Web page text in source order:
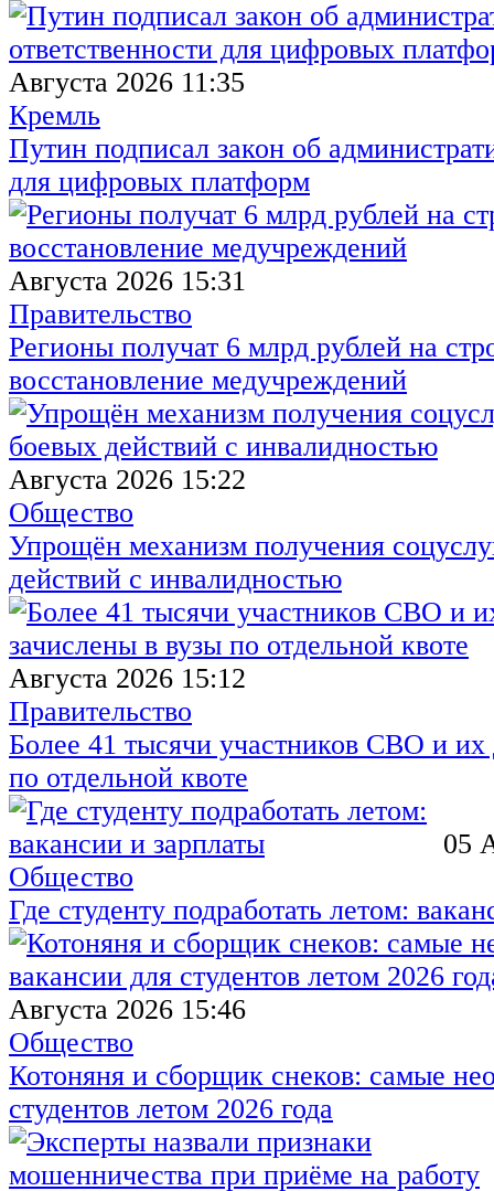
Августа 2026 11:35
Кремль
Путин подписал закон об
для цифровых платформ
Августа 2026 15:31
Правительство
Регионы получат 6 млрд рублей на
восстановление медучреждений
Августа 2026 15:22
Общество
Упрощён механизм получения
действий с инвалидностью
Августа 2026 15:12
Правительство
Более 41 тысячи участников СВО и их
по отдельной квоте
05
Общество
Где студенту подработать летом:
Августа 2026 15:46
Общество
Котоняня и сборщик снеков: самые
студентов летом 2026 года